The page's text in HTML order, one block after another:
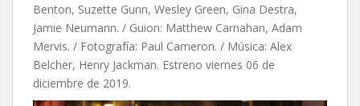
Benton, Suzette Gunn, Wesley Green, Gina Destra,
Jamie Neumann. / Guion: Matthew Carnahan, Adam
Mervis. / Fotografía: Paul Cameron. / Música: Alex
Belcher, Henry Jackman. Estreno viernes 06 de
diciembre de 2019.